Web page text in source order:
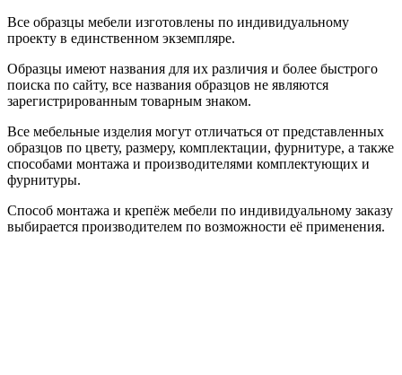
Все образцы мебели изготовлены по индивидуальному
проекту в единственном экземпляре.
Образцы имеют названия для их различия и более быстрого
поиска по сайту, все названия образцов не являются
зарегистрированным товарным знаком.
Все мебельные изделия могут отличаться от представленных
образцов по цвету, размеру, комплектации, фурнитуре, а также
способами монтажа и производителями комплектующих и
фурнитуры.
Способ монтажа и крепёж мебели по индивидуальному заказу
выбирается производителем по возможности её применения.